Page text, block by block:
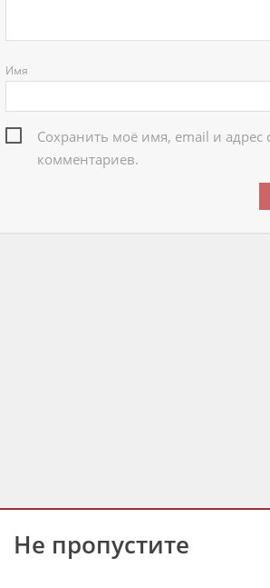
Имя
Сохранить моё имя, email и адрес
комментариев.
Не пропустите